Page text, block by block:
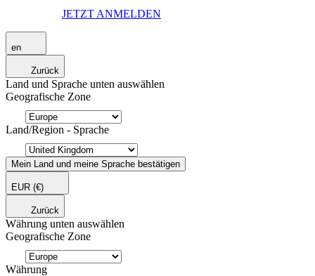
JETZT ANMELDEN
en
Zurück
Land und Sprache unten auswählen
Geografische Zone
Land/Region - Sprache
Mein Land und meine Sprache bestätigen
EUR (€)
Zurück
Währung unten auswählen
Geografische Zone
Währung